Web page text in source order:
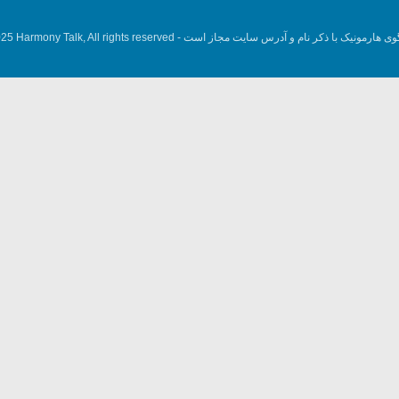
هارمونیک با ذکر نام و آدرس سایت مجاز است - Harmony Talk, All rights reserved.